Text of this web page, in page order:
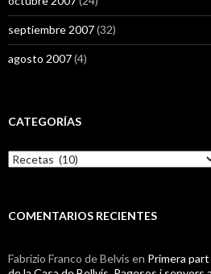
septiembre 2007(32)
agosto 2007(4)
CATEGORÍAS
Categorías
COMENTARIOS RECIENTES
Fabrizio Franco de Belvis en Primera